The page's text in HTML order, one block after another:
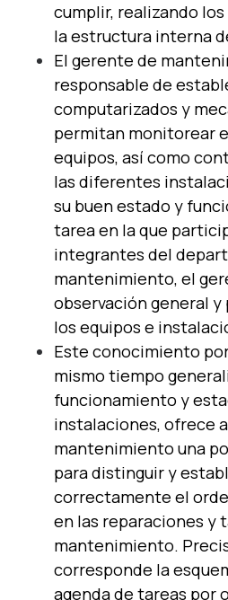
cumplir, realizando
la estructura interna
El gerente de
responsable de
computarizados y
permitan monitorear
equipos, así como
las diferentes
su buen estado y
tarea en la que
integrantes del
mantenimiento, el
observación general
los equipos e
Este conocimiento
mismo tiempo
funcionamiento y
instalaciones, ofrece
mantenimiento una
para distinguir y
correctamente el
en las reparaciones y
mantenimiento.
corresponde la
agenda de tareas por